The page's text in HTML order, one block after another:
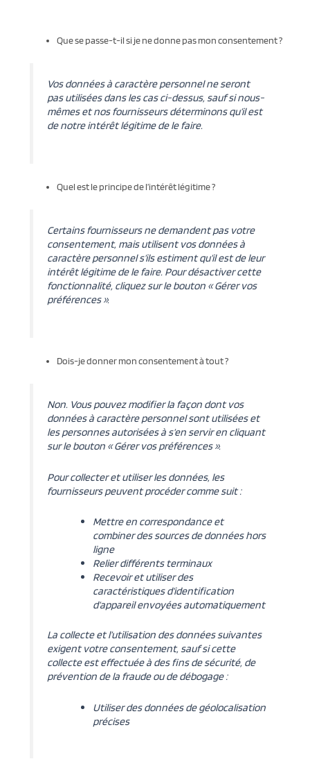
Que se passe-t-il si je ne donne pas mon consentement ?
Vos données à caractère personnel ne seront
pas utilisées dans les cas ci-dessus, sauf si nous-
mêmes et nos fournisseurs déterminons qu’il est
de notre intérêt légitime de le faire.
Quel est le principe de l’intérêt légitime ?
Certains fournisseurs ne demandent pas votre
consentement, mais utilisent vos données à
caractère personnel s’ils estiment qu’il est de leur
intérêt légitime de le faire. Pour désactiver cette
fonctionnalité, cliquez sur le bouton « Gérer vos
préférences ».
Dois-je donner mon consentement à tout ?
Non. Vous pouvez modifier la façon dont vos
données à caractère personnel sont utilisées et
les personnes autorisées à s’en servir en cliquant
sur le bouton « Gérer vos préférences ».
Pour collecter et utiliser les données, les
fournisseurs peuvent procéder comme suit :
Mettre en correspondance et
combiner des sources de données hors
ligne
Relier différents terminaux
Recevoir et utiliser des
caractéristiques d’identification
d’appareil envoyées automatiquement
La collecte et l’utilisation des données suivantes
exigent votre consentement, sauf si cette
collecte est effectuée à des fins de sécurité, de
prévention de la fraude ou de débogage :
Utiliser des données de géolocalisation
précises